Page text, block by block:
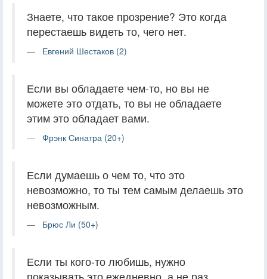
Знаете, что такое прозрение? Это когда
перестаешь видеть то, чего нет.
Евгений Шестаков (2)
Если вы обладаете чем-то, но вы не
можете это отдать, то вы не обладаете
этим это обладает вами.
Фрэнк Синатра (20+)
Если думаешь о чем то, что это
невозможно, то ты тем самым делаешь это
невозможным.
Брюс Ли (50+)
Если ты кого-то любишь, нужно